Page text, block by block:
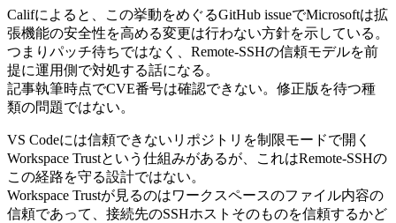
Califによると、この挙動をめぐるGitHub issueでMicrosoftは拡
張機能の安全性を高める変更は行わない方針を示している。
つまりパッチ待ちではなく、Remote-SSHの信頼モデルを前
提に運用側で対処する話になる。
記事執筆時点でCVE番号は確認できない。修正版を待つ種
類の問題ではない。
VS Codeには信頼できないリポジトリを制限モードで開く
Workspace Trustという仕組みがあるが、これはRemote-SSHの
この経路を守る設計ではない。
Workspace Trustが見るのはワークスペースのファイル内容の
信頼であって、接続先のSSHホストそのものを信頼するかど